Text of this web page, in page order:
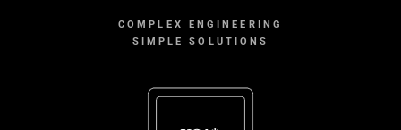
COMPLEX ENGINEERING
SIMPLE SOLUTIONS